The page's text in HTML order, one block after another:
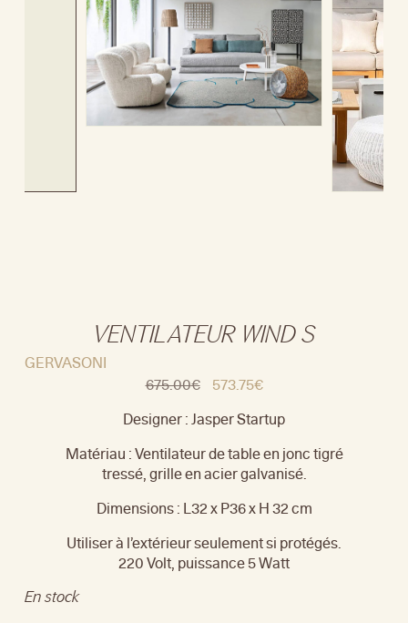
VENTILATEUR WIND S
GERVASONI
675.00€ 573.75€
Designer : Jasper Startup
Matériau : Ventilateur de table en jonc tigré
tressé, grille en acier galvanisé.
Dimensions : L32 x P36 x H 32 cm
Utiliser à l’extérieur seulement si protégés.
220 Volt, puissance 5 Watt
En stock